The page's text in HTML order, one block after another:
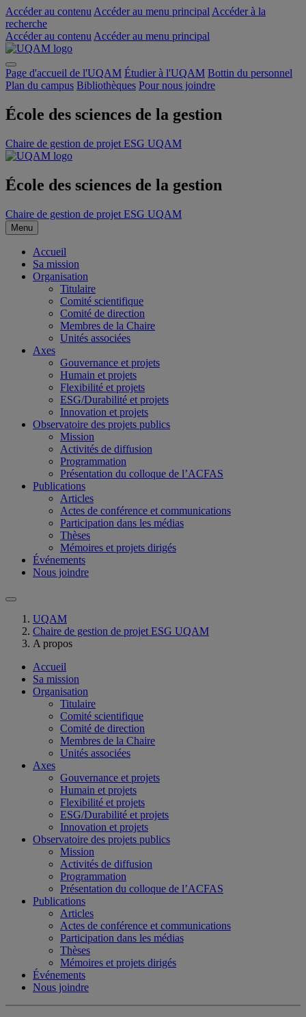
Accéder au contenu Accéder au menu principal Accéder à la
recherche
Accéder au contenu Accéder au menu principal
Page d'accueil de l'UQAM Étudier à l'UQAM Bottin du personnel
Plan du campus Bibliothèques Pour nous joindre
École des sciences de la gestion
Chaire de gestion de projet ESG UQAM
École des sciences de la gestion
Chaire de gestion de projet ESG UQAM
Menu
Accueil
Sa mission
Organisation
Titulaire
Comité scientifique
Comité de direction
Membres de la Chaire
Unités associées
Axes
Gouvernance et projets
Humain et projets
Flexibilité et projets
ESG/Durabilité et projets
Innovation et projets
Observatoire des projets publics
Mission
Activités de diffusion
Programmation
Présentation du colloque de l’ACFAS
Publications
Articles
Actes de conférence et communications
Participation dans les médias
Thèses
Mémoires et projets dirigés
Événements
Nous joindre
UQAM
Chaire de gestion de projet ESG UQAM
A propos
Accueil
Sa mission
Organisation
Titulaire
Comité scientifique
Comité de direction
Membres de la Chaire
Unités associées
Axes
Gouvernance et projets
Humain et projets
Flexibilité et projets
ESG/Durabilité et projets
Innovation et projets
Observatoire des projets publics
Mission
Activités de diffusion
Programmation
Présentation du colloque de l’ACFAS
Publications
Articles
Actes de conférence et communications
Participation dans les médias
Thèses
Mémoires et projets dirigés
Événements
Nous joindre